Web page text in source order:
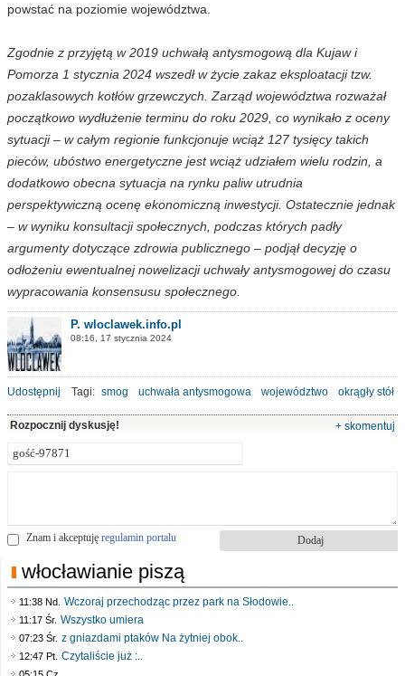
powstać na poziomie województwa.
Zgodnie z przyjętą w 2019 uchwałą antysmogową dla Kujaw i
Pomorza 1 stycznia 2024 wszedł w życie zakaz eksploatacji tzw.
pozaklasowych kotłów grzewczych. Zarząd województwa rozważał
początkowo wydłużenie terminu do roku 2029, co wynikało z oceny
sytuacji – w całym regionie funkcjonuje wciąż 127 tysięcy takich
pieców, ubóstwo energetyczne jest wciąż udziałem wielu rodzin, a
dodatkowo obecna sytuacja na rynku paliw utrudnia
perspektywiczną ocenę ekonomiczną inwestycji. Ostatecznie jednak
– w wyniku konsultacji społecznych, podczas których padły
argumenty dotyczące zdrowia publicznego – podjął decyzję o
odłożeniu ewentualnej nowelizacji uchwały antysmogowej do czasu
wypracowania konsensusu społecznego.
P. wloclawek.info.pl
08:16, 17 stycznia 2024
Udostępnij Tagi: smog uchwała antysmogowa województwo okrągły stół
Rozpocznij dyskusję! + skomentuj
Znam i akceptuję regulamin portalu
włocławianie piszą
11:38 Nd. Wczoraj przechodząc przez park na Słodowie..
11:17 Śr. Wszystko umiera
07:23 Śr. z gniazdami ptaków Na żytniej obok..
12:47 Pt. Czytaliście już :..